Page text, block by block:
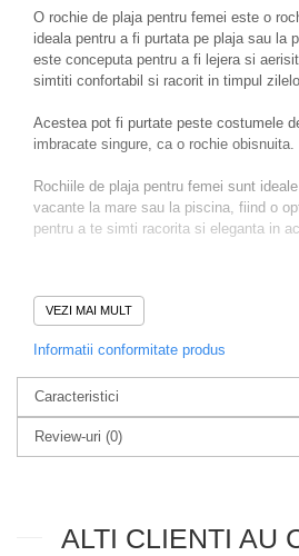
O rochie de plaja pentru femei este o
ideala pentru a fi purtata pe plaja sau la
este conceputa pentru a fi lejera si
simtiti confortabil si racorit in timpul
Acestea pot fi purtate peste costumele
imbracate singure, ca o rochie obisnuita.
Rochiile de plaja pentru femei sunt
vacante la mare sau la piscina, fiind o
pentru a te simti racorita si eleganta in
Compozitie:
100% POLYESTER
VEZI MAI MULT
Informatii conformitate produs
Caracteristici
Review-uri (0)
ALTI CLIENTI AU